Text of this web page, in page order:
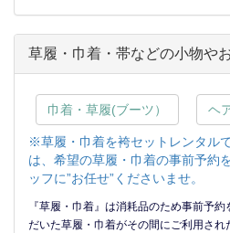
草履・巾着・帯などの小物や
巾着・草履(ブーツ） ヘ
※草履・巾着を袴セットレンタル
は、希望の草履・巾着の事前予約
ッフに”お任せ”くださいませ。
『草履・巾着』は消耗品のため事前予
だいた草履・巾着がその間にご利用さ